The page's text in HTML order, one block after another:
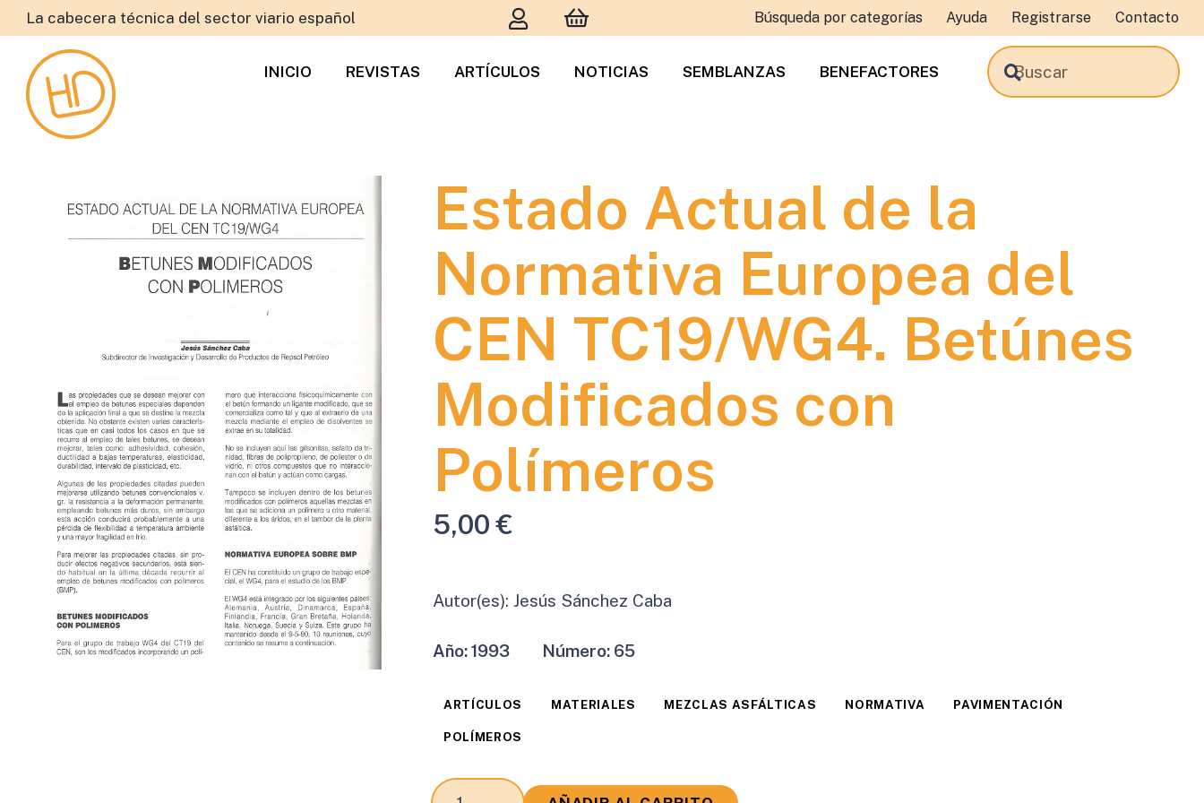
La cabecera técnica del sector viario español Búsqueda por categorías Ayuda Registrarse Contacto
INICIO REVISTAS ARTÍCULOS NOTICIAS SEMBLANZAS BENEFACTORES
Estado Actual de la
Normativa Europea del
CEN TC19/WG4. Betúnes
Modificados con
Polímeros
5,00€
Autor(es): Jesús Sánchez Caba
Año:1993 Número: 65
ARTÍCULOS MATERIALES MEZCLAS ASFÁLTICAS NORMATIVA PAVIMENTACIÓN
POLÍMEROS
Estado